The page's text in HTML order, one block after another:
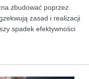
zbudować poprzez
zasad i realizacji
spadek efektywności